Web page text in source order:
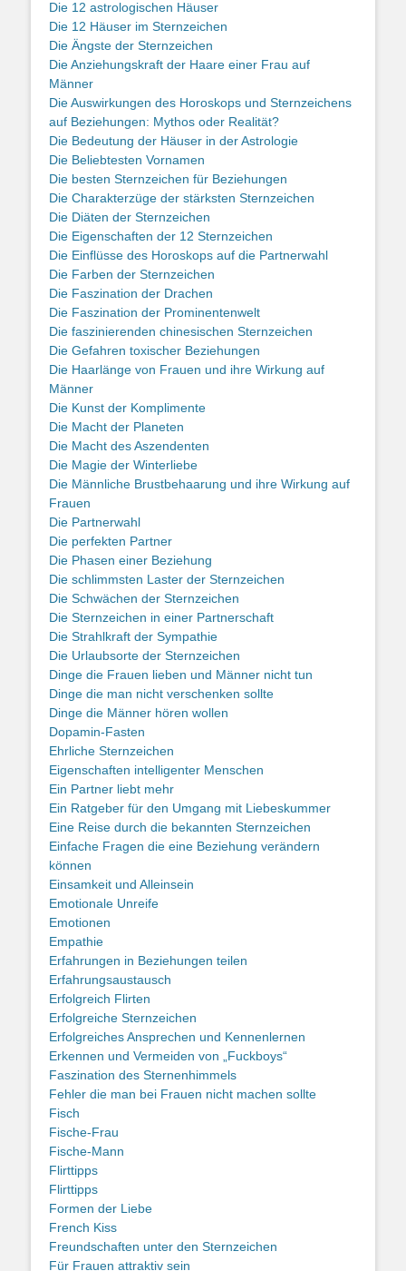
Die 12 astrologischen Häuser
Die 12 Häuser im Sternzeichen
Die Ängste der Sternzeichen
Die Anziehungskraft der Haare einer Frau auf
Männer
Die Auswirkungen des Horoskops und Sternzeichens
auf Beziehungen: Mythos oder Realität?
Die Bedeutung der Häuser in der Astrologie
Die Beliebtesten Vornamen
Die besten Sternzeichen für Beziehungen
Die Charakterzüge der stärksten Sternzeichen
Die Diäten der Sternzeichen
Die Eigenschaften der 12 Sternzeichen
Die Einflüsse des Horoskops auf die Partnerwahl
Die Farben der Sternzeichen
Die Faszination der Drachen
Die Faszination der Prominentenwelt
Die faszinierenden chinesischen Sternzeichen
Die Gefahren toxischer Beziehungen
Die Haarlänge von Frauen und ihre Wirkung auf
Männer
Die Kunst der Komplimente
Die Macht der Planeten
Die Macht des Aszendenten
Die Magie der Winterliebe
Die Männliche Brustbehaarung und ihre Wirkung auf
Frauen
Die Partnerwahl
Die perfekten Partner
Die Phasen einer Beziehung
Die schlimmsten Laster der Sternzeichen
Die Schwächen der Sternzeichen
Die Sternzeichen in einer Partnerschaft
Die Strahlkraft der Sympathie
Die Urlaubsorte der Sternzeichen
Dinge die Frauen lieben und Männer nicht tun
Dinge die man nicht verschenken sollte
Dinge die Männer hören wollen
Dopamin-Fasten
Ehrliche Sternzeichen
Eigenschaften intelligenter Menschen
Ein Partner liebt mehr
Ein Ratgeber für den Umgang mit Liebeskummer
Eine Reise durch die bekannten Sternzeichen
Einfache Fragen die eine Beziehung verändern
können
Einsamkeit und Alleinsein
Emotionale Unreife
Emotionen
Empathie
Erfahrungen in Beziehungen teilen
Erfahrungsaustausch
Erfolgreich Flirten
Erfolgreiche Sternzeichen
Erfolgreiches Ansprechen und Kennenlernen
Erkennen und Vermeiden von „Fuckboys“
Faszination des Sternenhimmels
Fehler die man bei Frauen nicht machen sollte
Fisch
Fische-Frau
Fische-Mann
Flirttipps
Flirttipps
Formen der Liebe
French Kiss
Freundschaften unter den Sternzeichen
Für Frauen attraktiv sein